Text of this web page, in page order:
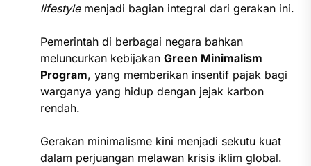
lifestylemenjadi bagian integral dari gerakan ini.
Pemerintah di berbagai negara bahkan
meluncurkan kebijakan Green Minimalism
Program, yang memberikan insentif pajak bagi
warganya yang hidup dengan jejak karbon
rendah.
Gerakan minimalisme kini menjadi sekutu kuat
dalam perjuangan melawan krisis iklim global.